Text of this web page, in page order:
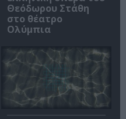
Θεόδωρου Στάθη
στο θέατρο
Ολύμπια